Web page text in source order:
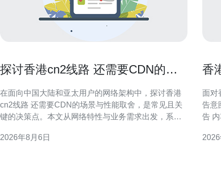
探讨香港cn2线路 还需要CDN的场
在面向中国大陆和亚太用户的网络架构中，探讨香港
cn2线路 还需要CDN的场景与性能取舍，是常见且关
键的决策点。本文从网络特性与业务需求出发，系统
迟、并发和可用性。 什么是香港CN2线路 香港CN2线
2026年8月6日
香
面对
告意
告
准备投